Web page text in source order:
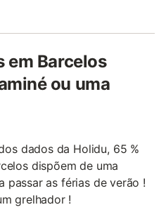
em Barcelos
ou uma
dados da Holidu, 65 %
dispõem de uma
passar as férias de verão !
grelhador !